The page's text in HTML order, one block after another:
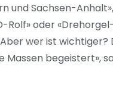
und Sachsen-
oder
wer ist wichtiger?
Massen begeistert»,